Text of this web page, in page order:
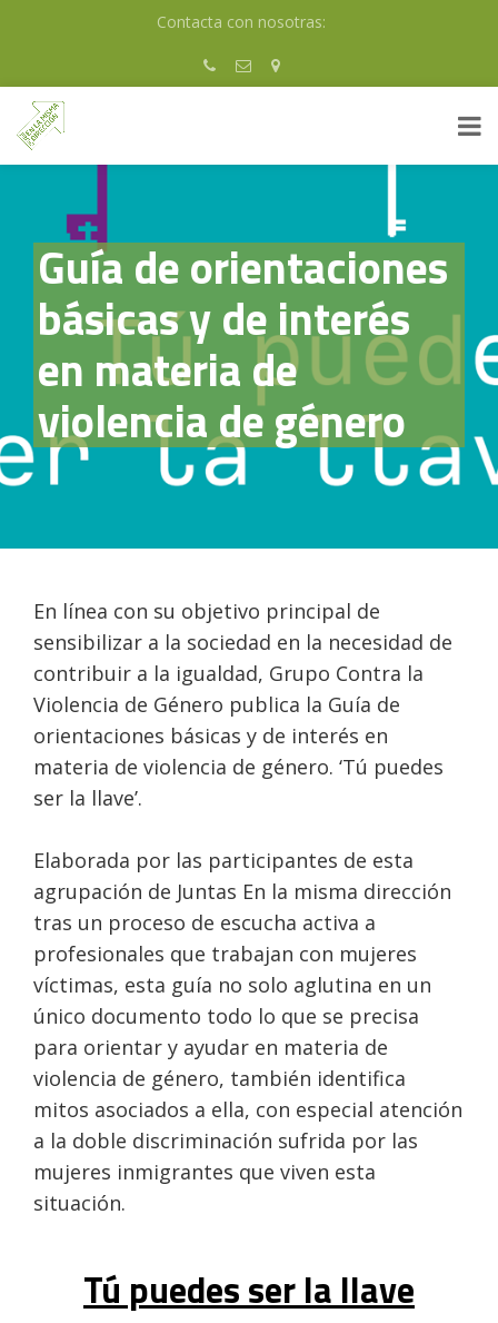
Contacta con nosotras:
Guía de orientaciones
básicas y de interés
en materia de
violencia de género
En línea con su objetivo principal de
sensibilizar a la sociedad en la necesidad de
contribuir a la igualdad, Grupo Contra la
Violencia de Género publica la Guía de
orientaciones básicas y de interés en
materia de violencia de género. ‘Tú puedes
ser la llave’.
Elaborada por las participantes de esta
agrupación de Juntas En la misma dirección
tras un proceso de escucha activa a
profesionales que trabajan con mujeres
víctimas, esta guía no solo aglutina en un
único documento todo lo que se precisa
para orientar y ayudar en materia de
violencia de género, también identifica
mitos asociados a ella, con especial atención
a la doble discriminación sufrida por las
mujeres inmigrantes que viven esta
situación.
Tú puedes ser la llave